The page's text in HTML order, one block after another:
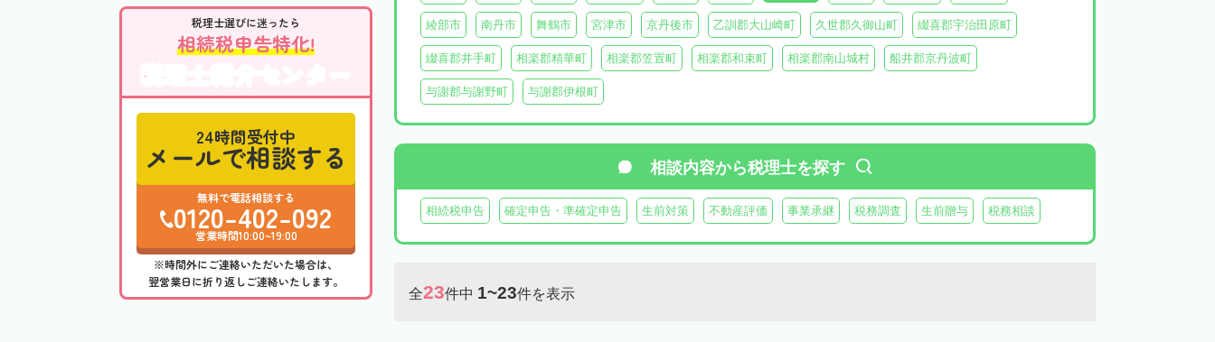
税理士選びに迷ったら
相続税申告特化!
税理士紹介センター
24時間受付中
メールで相談する
無料で電話相談する
0120-402-092
営業時間10:00~19:00
※時間外にご連絡いただいた場合は、
翌営業日に折り返しご連絡いたします。
綾部市 南丹市 舞鶴市 宮津市 京丹後市 乙訓郡大山崎町 久世郡久御山町 綴喜郡宇治田原町
綴喜郡井手町 相楽郡精華町 相楽郡笠置町 相楽郡和束町 相楽郡南山城村 船井郡京丹波町
与謝郡与謝野町 与謝郡伊根町
相談内容から税理士を探す
相続税申告 確定申告・準確定申告 生前対策 不動産評価 事業承継 税務調査 生前贈与 税務相談
全23件中 1~23件を表示